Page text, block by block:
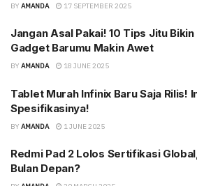
BY AMANDA 17 SEPTEMBER 2025
Jangan Asal Pakai! 10 Tips Jitu Bikin
Gadget Barumu Makin Awet
BY AMANDA 18 JUNE 2025
Tablet Murah Infinix Baru Saja Rilis!
Spesifikasinya!
BY AMANDA 1 JUNE 2025
Redmi Pad 2 Lolos Sertifikasi
Bulan Depan?